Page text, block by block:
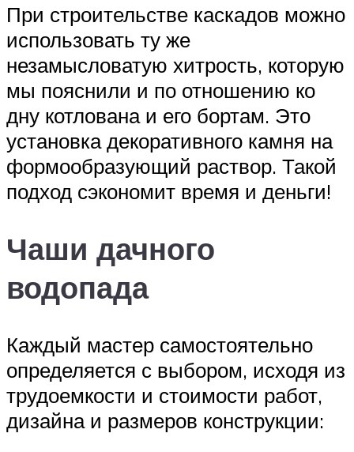
При строительстве каскадов можно
использовать ту же
незамысловатую хитрость, которую
мы пояснили и по отношению ко
дну котлована и его бортам. Это
установка декоративного камня на
формообразующий раствор. Такой
подход сэкономит время и деньги!
Чаши дачного
водопада
Каждый мастер самостоятельно
определяется с выбором, исходя из
трудоемкости и стоимости работ,
дизайна и размеров конструкции: